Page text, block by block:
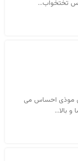
تختخواب...
موذی احساس می
بالا...